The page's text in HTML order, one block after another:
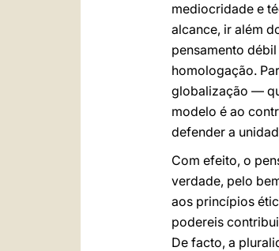
mediocridade e
alcance, ir além
pensamento
homologação.
globalização —
modelo é ao
defender a
Com efeito, o
verdade, pelo
aos princípios
podereis
De facto, a